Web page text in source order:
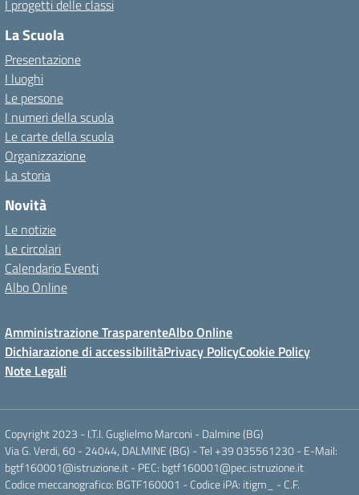
I progetti delle classi
La Scuola
Presentazione
I luoghi
Le persone
I numeri della scuola
Le carte della scuola
Organizzazione
La storia
Novità
Le notizie
Le circolari
Calendario Eventi
Albo Online
Amministrazione TrasparenteAlbo Online
Dichiarazione di accessibilitàPrivacy PolicyCookie Policy
Note Legali
Copyright 2023 - I.T.I. Guglielmo Marconi - Dalmine (BG)
Via G. Verdi, 60 - 24044, DALMINE (BG) - Tel +39 035561230 - E-Mail:
bgtf160001@istruzione.it - PEC: bgtf160001@pec.istruzione.it
Codice meccanografico: BGTF160001 - Codice iPA: itigm_ - C.F.